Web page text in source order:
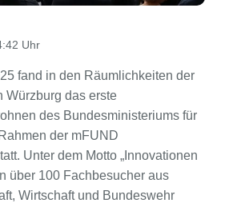
Uhr
fand in den Räumlichkeiten der
Würzburg das erste
des Bundesministeriums für
der mFUND
Unter dem Motto „Innovationen
über 100 Fachbesucher aus
Wirtschaft und Bundeswehr